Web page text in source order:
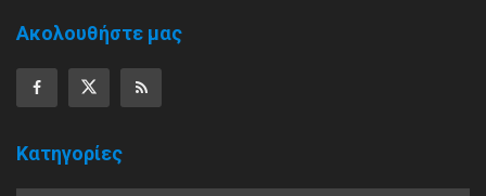
Ακολουθήστε μας
Κατηγορίες